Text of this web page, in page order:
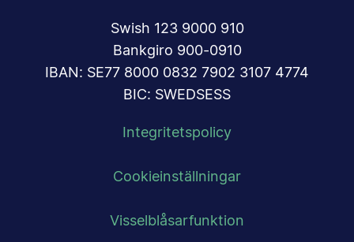
Swish 123 9000 910
Bankgiro 900-0910
IBAN: SE77 8000 0832 7902 3107 4774
BIC: SWEDSESS
Integritetspolicy
Cookieinställningar
Visselblåsarfunktion